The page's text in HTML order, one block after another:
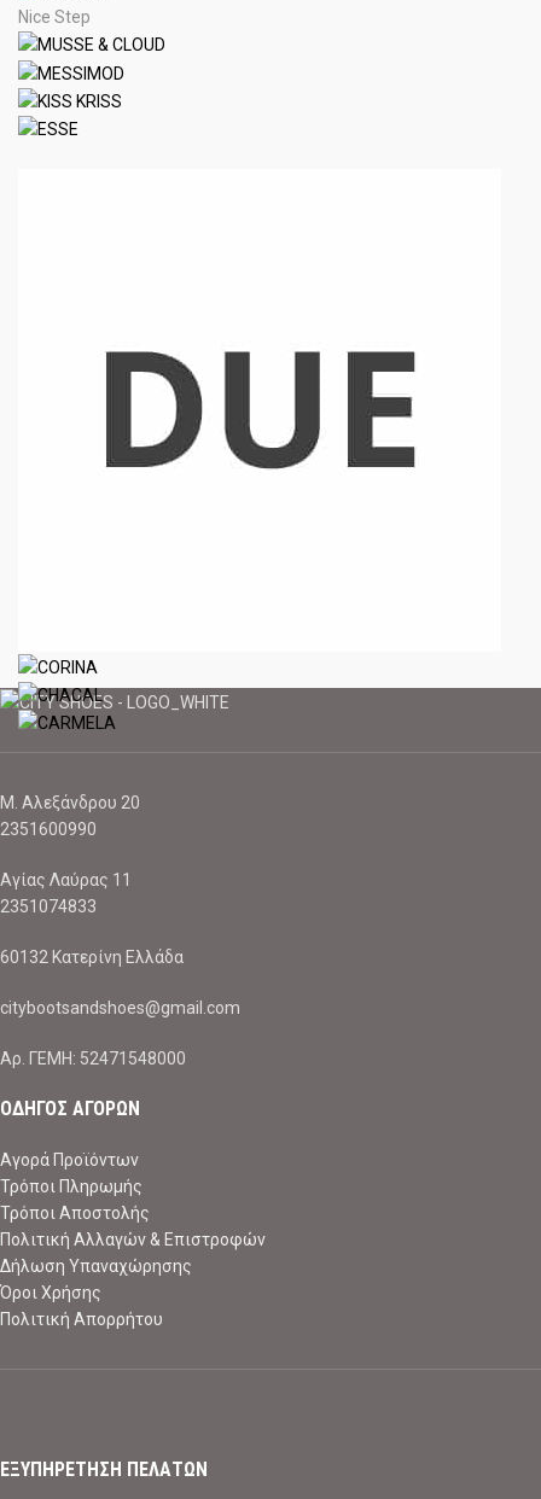
Nice Step
Μ. Αλεξάνδρου 20
2351600990
Αγίας Λαύρας 11
2351074833
60132 Κατερίνη Ελλάδα
citybootsandshoes@gmail.com
Aρ. ΓΕΜΗ: 52471548000
ΟΔΗΓΟΣ ΑΓΟΡΩΝ
Αγορά Προϊόντων
Τρόποι Πληρωμής
Τρόποι Αποστολής
Πολιτική Αλλαγών & Επιστροφών
Δήλωση Υπαναχώρησης
Όροι Χρήσης
Πολιτική Απορρήτου
ΕΞΥΠΗΡΕΤΗΣΗ ΠΕΛΑΤΩΝ